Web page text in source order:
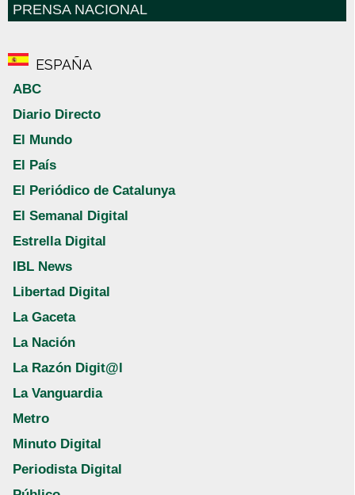
PRENSA NACIONAL
ESPAÑA
ABC
Diario Directo
El Mundo
El País
El Periódico de Catalunya
El Semanal Digital
Estrella Digital
IBL News
Libertad Digital
La Gaceta
La Nación
La Razón Digit@l
La Vanguardia
Metro
Minuto Digital
Periodista Digital